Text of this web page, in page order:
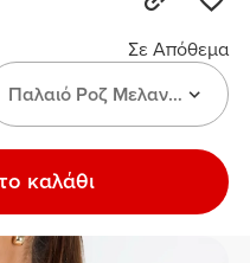
Σε Απόθεμα
Παλαιό Ροζ Μελανζέ
καλάθι